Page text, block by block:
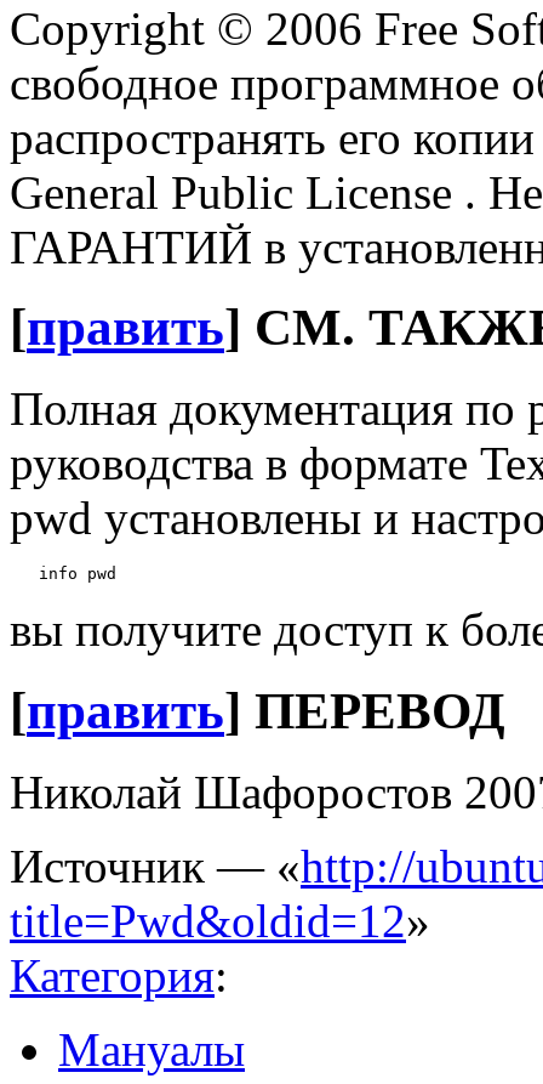
Copyright © 2006 Free
свободное программное
распространять его
General Public License .
ГАРАНТИЙ в
[править] СМ.
Полная документация по
руководства в формате
pwd установлены и
вы получите доступ к
[править] ПЕРЕВОД
Николай Шафоростов
Источник — «http://
title=Pwd&oldid=12»
Категория:
Мануалы